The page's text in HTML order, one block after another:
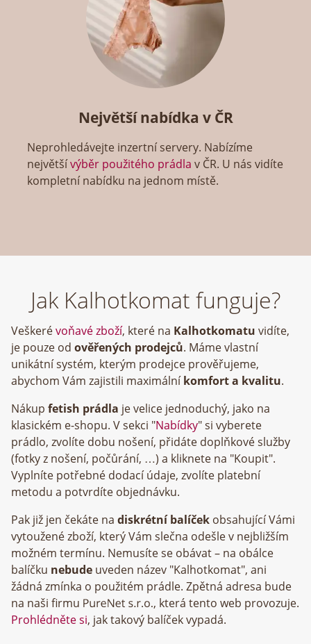
Největší nabídka v ČR
Neprohledávejte inzertní servery. Nabízíme
největšívýběr použitého prádla v ČR. U nás vidíte
kompletní nabídku na jednom místě.
Jak Kalhotkomat funguje?
Veškerévoňavé zboží, které na Kalhotkomatu vidíte,
je pouze od ověřených prodejců. Máme vlastní
unikátní systém, kterým prodejce prověřujeme,
abychom Vám zajistili maximálníkomfort a kvalitu.
Nákup fetish prádla je velice jednoduchý, jako na
klasickém e-shopu. V sekci "Nabídky" si vyberete
prádlo, zvolíte dobu nošení, přidáte doplňkové služby
(fotky z nošení, počůrání, …) a kliknete na "Koupit".
Vyplníte potřebné dodací údaje, zvolíte platební
metodu a potvrdíte objednávku.
Pak již jen čekáte na diskrétní balíček obsahující Vámi
vytoužené zboží, který Vám slečna odešle v nejbližším
možném termínu. Nemusíte se obávat – na obálce
balíčku nebude uveden název "Kalhotkomat", ani
žádná zmínka o použitém prádle. Zpětná adresa bude
na naši firmu
, která tento web provozuje.
Prohlédněte si, jak takový balíček vypadá.